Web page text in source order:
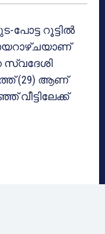
പോട്ട റൂട്ടില്‍
സ്വദേശി
(29) ആണ്
വീട്ടിലേക്ക്